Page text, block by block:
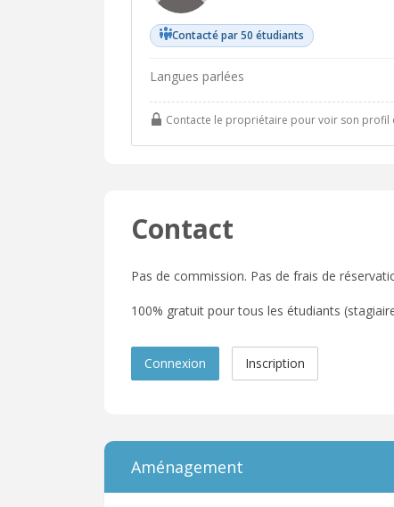
Contacté par 50 étudiants
Langues parlées
Contacte le propriétaire pour voir son profil
Contact
Pas de commission. Pas de frais de
100% gratuit pour tous les étudiants
Connexion Inscription
Aménagement